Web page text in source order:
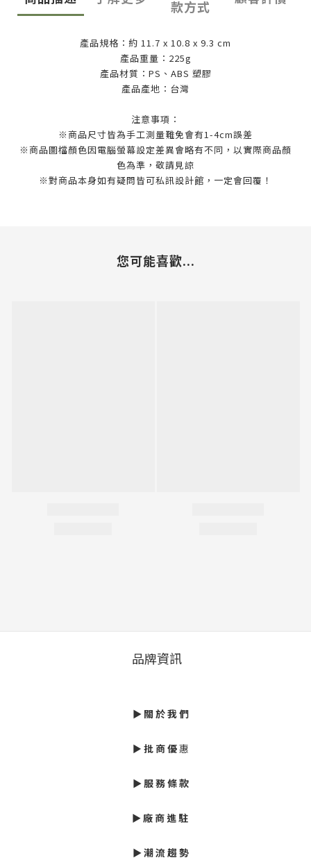
款方式
產品規格：約 11.7 x 10.8 x 9.3 cm
產品重量：225g
產品材質：PS、ABS 塑膠
產品產地：台灣
注意事項：
※商品尺寸皆為手工測量難免會有1-4cm誤差
※商品圖檔顏色因電腦螢幕設定差異會略有不同，以實際商品顏
色為準，敬請見諒
※對商品本身如有疑問皆可私訊設計館，一定會回覆！
您可能喜歡...
品牌資訊
► 關 於 我 們
► 批 商 優惠
► 服 務 條 款
►廠 商 進 駐
►潮 流 趨 勢